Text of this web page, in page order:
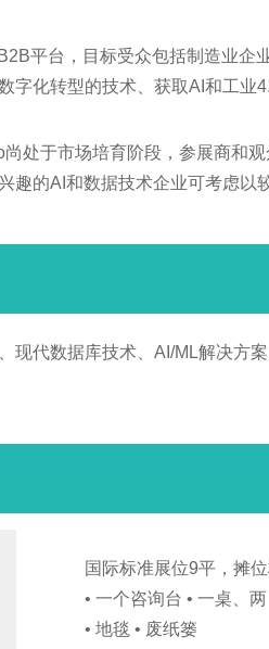
平台，目标受众包括制造业
字化转型的技术、获取AI和工业
处于市场培育阶段，参展商和
趣的AI和数据技术企业可考虑
现代数据库技术、AI/ML解决方
国际标准展位9平，摊
• 一个咨询台 • 一桌、
• 地毯 • 废纸篓